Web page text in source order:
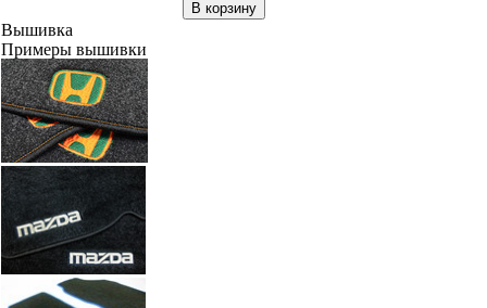
В корзину
Вышивка
Примеры вышивки